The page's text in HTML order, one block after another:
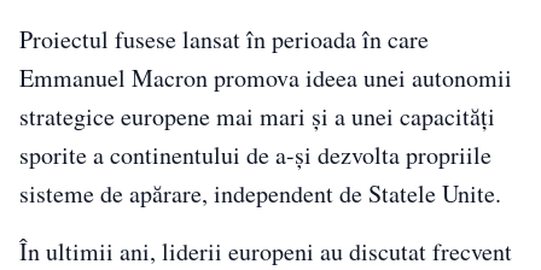
Proiectul fusese lansat în perioada în care
Emmanuel Macron promova ideea unei autonomii
strategice europene mai mari și a unei capacități
sporite a continentului de a-și dezvolta propriile
sisteme de apărare, independent de Statele Unite.
În ultimii ani, liderii europeni au discutat frecvent